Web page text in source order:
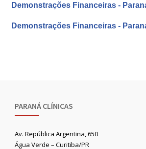
Demonstrações Financeiras -
Demonstrações Financeiras -
PARANÁ CLÍNICAS
Av. República Argentina, 650
Água Verde – Curitiba/PR